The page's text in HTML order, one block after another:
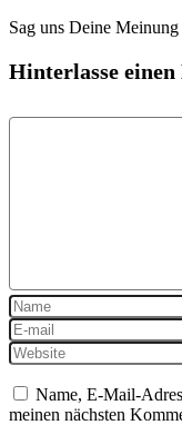
Sag uns Deine
Hinterlasse
Name, E-Mail-
meinen nächsten